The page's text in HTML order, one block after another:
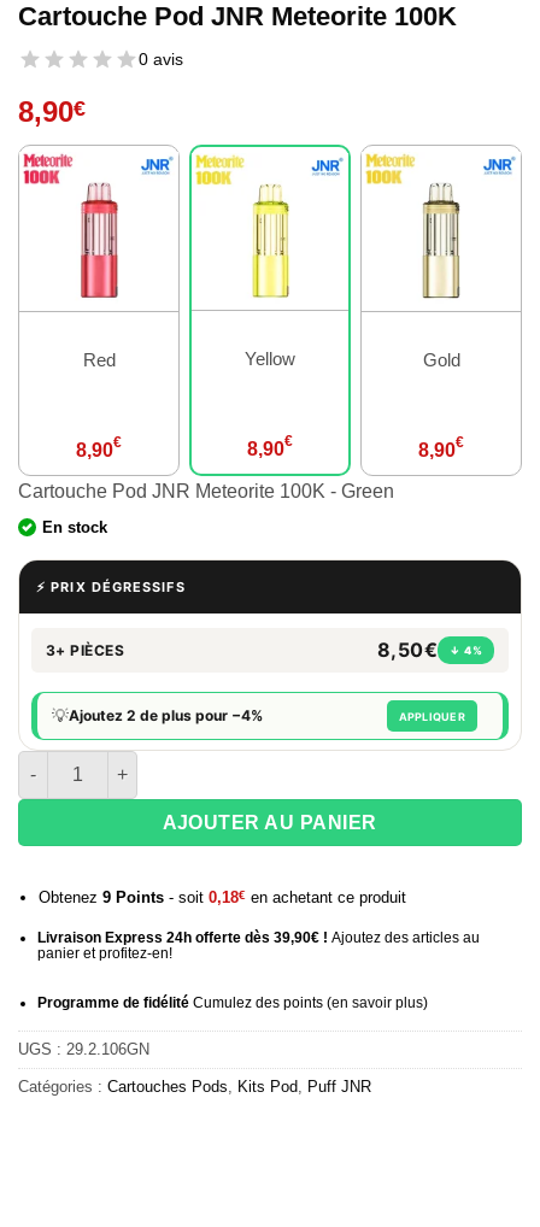
Cartouche Pod JNR Meteorite 100K
0 avis
8,90€
Red
8,90€
Yellow
8,90€
Gold
8,90€
Cartouche Pod JNR Meteorite 100K - Green
En stock
⚡ PRIX DÉGRESSIFS
3+ PIÈCES 8,50€ ↓ 4%
💡Ajoutez 2 de plus pour −4% APPLIQUER
quantité de Cartouche Pod JNR Meteorite 100K
AJOUTER AU PANIER
Obtenez 9Points- soit 0,18€ en achetant ce produit
Livraison Express 24h offerte dès 39,90€ ! Ajoutez des articles au
panier et profitez-en!
Programme de fidélitéCumulez des points (en savoir plus)
UGS : 29.2.106GN
Catégories : Cartouches Pods Kits Pod Puff JNR